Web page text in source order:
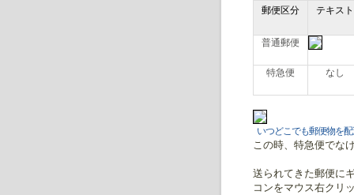
郵便区分 テキスト
普通郵便
特急便 なし
いつどこでも郵便物を
この時、特急便でな
送られてきた郵便に
コンをマウス右クリ